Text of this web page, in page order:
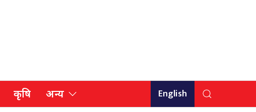
कृषि अन्य English